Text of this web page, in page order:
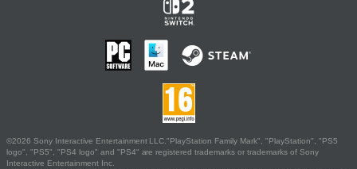
©2026 Sony Interactive Entertainment LLC."PlayStation Family Mark", "PlayStation", "PS5
logo", "PS5", "PS4 logo" and "PS4" are registered trademarks or trademarks of Sony
Interactive Entertainment Inc.